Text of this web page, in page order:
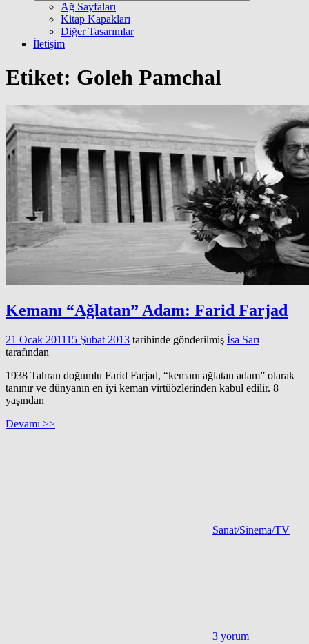
Ağ Sayfaları
Kitap Kapakları
Diğer Tasarımlar
İletişim
Etiket: Goleh Pamchal
Kemanı “Ağlatan” Adam: Farid Farjad
21 Ocak 201115 Şubat 2013 tarihinde gönderilmiş İsa Sarı
tarafından
1938 Tahran doğumlu Farid Farjad, “kemanı ağlatan adam” olarak
tanınır ve dünyanın en iyi keman virtüözlerinden kabul edilir. 8
yaşından
Devamı >>
Sanat/Sinema/TV
3 yorum